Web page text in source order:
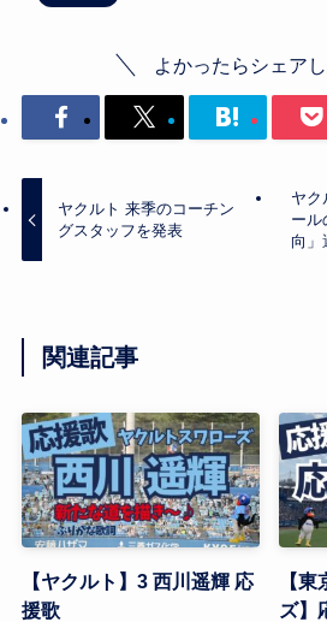
よかったらシェアし
ヤクルト 来季のコーチン
グスタッフを発表
ヤク
ール
向」
関連記事
【ヤクルト】3 西川遥輝 応
援歌
【
ズ】